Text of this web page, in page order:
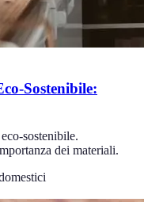
Sostenibile:
sostenibile.
dei materiali.